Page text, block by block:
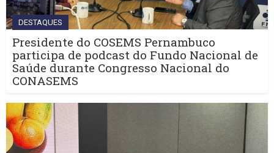
DESTAQUES
Presidente do COSEMS Pernambuco
participa de podcast do Fundo Nacional de
Saúde durante Congresso Nacional do
CONASEMS